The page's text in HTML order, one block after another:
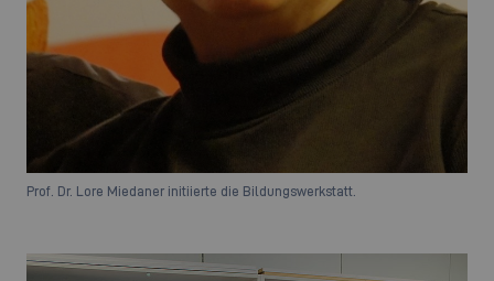
Prof. Dr. Lore Miedaner initiierte die Bildungswerkstatt.